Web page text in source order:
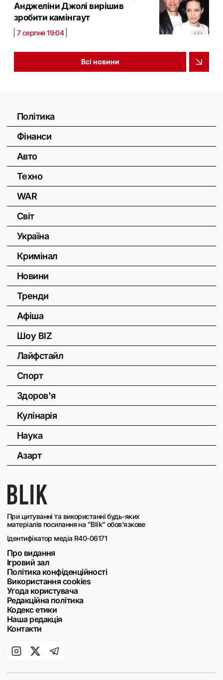
Анджеліни Джолі вирішив
зробити камінгаут
7 серпня 19:04
Всі новини
При цитуванні та використанні будь-яких
матеріалів посилання на "Blik" обов'язкове
Ідентифікатор медіа R40-06171
Про видання
Ігровий зал
Політика конфіденційності
Використання cookies
Угода користувача
Редакційна політика
Кодекс етики
Наша редакція
Контакти
Політика
Фінанси
Авто
Техно
WAR
Світ
Україна
Кримінал
Новини
Тренди
Афіша
Шоу BIZ
Лайфстайл
Спорт
Здоров'я
Кулінарія
Наука
Азарт